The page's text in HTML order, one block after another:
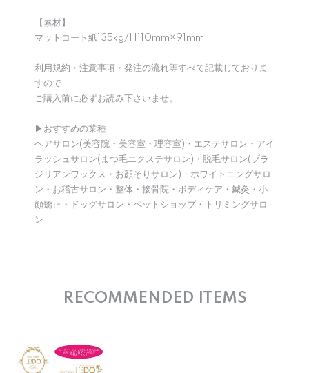
【素材】
マットコート紙135kg/H110mm×91mm
利用規約・注意事項・発注の流れ等すべて記載しておりま
すので
ご購入前に必ずお読み下さいませ。
▶︎おすすめの業種
ヘアサロン(美容院・美容室・理容室)・エステサロン・アイ
ラッシュサロン(まつ毛エクステサロン)・脱毛サロン(ブラ
ジリアンワックス・お顔そりサロン)・ホワイトニングサロ
ン・お稽古サロン・整体・接骨院・ボディケア・鍼灸・小
顔矯正・ドッグサロン・ペットショップ・トリミングサロ
ン
RECOMMENDED ITEMS